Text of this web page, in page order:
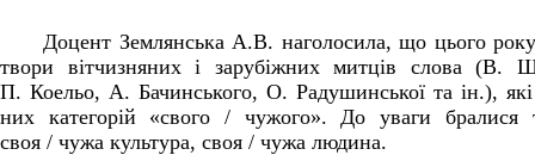
Доцент Землянська А.В. наголосила, що цього
твори вітчизняних і зарубіжних митців слова
П. Коельо, А. Бачинського, О. Радушинської та ін.),
них категорій «свого / чужого». До уваги бралися
своя / чужа культура, своя / чужа людина.